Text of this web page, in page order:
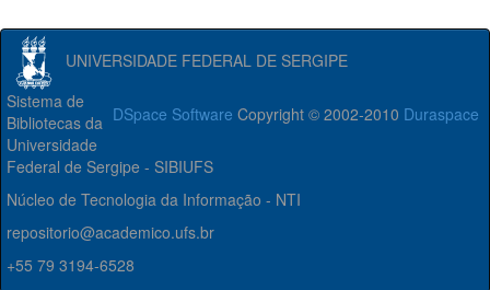
UNIVERSIDADE FEDERAL DE SERGIPE
DSpace Software Copyright © 2002-2010 Duraspace
Sistema de
Bibliotecas da
Universidade
Federal de Sergipe - SIBIUFS
Núcleo de Tecnologia da Informação - NTI
repositorio@academico.ufs.br
+55 79 3194-6528